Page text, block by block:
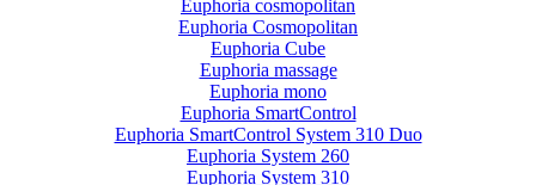
Euphoria cosmopolitan
Euphoria Cosmopolitan
Euphoria Cube
Euphoria massage
Euphoria mono
Euphoria SmartControl
Euphoria SmartControl System 310 Duo
Euphoria System 260
Euphoria System 310